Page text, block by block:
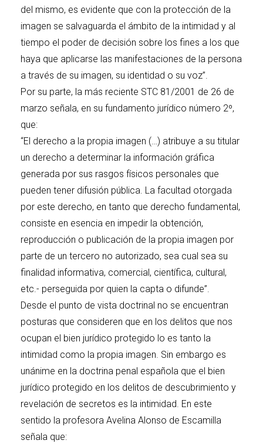
del mismo, es evidente que con la protección de la
imagen se salvaguarda el ámbito de la intimidad y al
tiempo el poder de decisión sobre los fines a los que
haya que aplicarse las manifestaciones de la persona
a través de su imagen, su identidad o su voz”.
Por su parte, la más reciente STC 81/2001 de 26 de
marzo señala, en su fundamento jurídico número 2º,
que:
“El derecho a la propia imagen (…) atribuye a su titular
un derecho a determinar la información gráfica
generada por sus rasgos físicos personales que
pueden tener difusión pública. La facultad otorgada
por este derecho, en tanto que derecho fundamental,
consiste en esencia en impedir la obtención,
reproducción o publicación de la propia imagen por
parte de un tercero no autorizado, sea cual sea su
finalidad informativa, comercial, científica, cultural,
etc.- perseguida por quien la capta o difunde”.
Desde el punto de vista doctrinal no se encuentran
posturas que consideren que en los delitos que nos
ocupan el bien jurídico protegido lo es tanto la
intimidad como la propia imagen. Sin embargo es
unánime en la doctrina penal española que el bien
jurídico protegido en los delitos de descubrimiento y
revelación de secretos es la intimidad. En este
sentido la profesora Avelina Alonso de Escamilla
señala que: